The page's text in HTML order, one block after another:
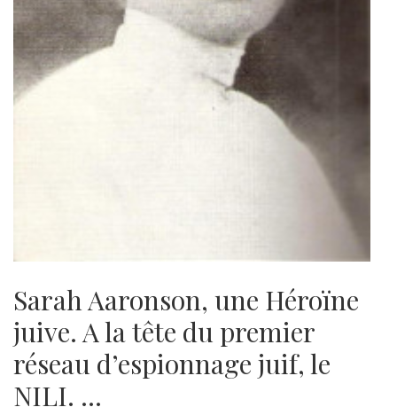
Sarah Aaronson, une Héroïne
juive. A la tête du premier
réseau d’espionnage juif, le
NILI. …